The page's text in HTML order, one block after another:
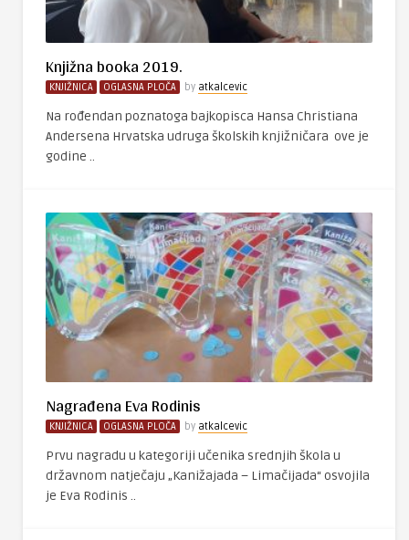
Knjižna booka 2019.
KNJIŽNICA OGLASNA PLOČA by atkalcevic
Na rođendan poznatoga bajkopisca Hansa Christiana
Andersena Hrvatska udruga školskih knjižničara ove je
godine ..
Nagrađena Eva Rodinis
KNJIŽNICA OGLASNA PLOČA by atkalcevic
Prvu nagradu u kategoriji učenika srednjih škola u
državnom natječaju „Kanižajada – Limačijada“ osvojila
je Eva Rodinis ..